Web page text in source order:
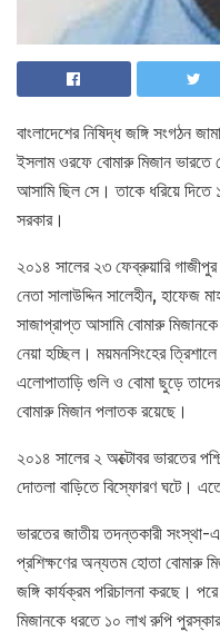
বাংলাদেশের নিষিদ্ধ জঙ্গি সংগঠন
ইসলাম ওরফে বোমারু মিজান ভারতে
আসামি ছিল সে। তাকে ধরিয়ে
সরকার।
২০১৪ সালের ২৩ ফেব্রুয়ারি
নেতা সালাউদ্দিন সালেহীন, হাফেজ
সাজাপ্রাপ্ত আসামি বোমারু
নেয়া হচ্ছিল। ময়মনসিংহের
এলোপাতাড়ি গুলি ও বোমা ছুড়ে
বোমারু মিজান পলাতক রয়েছে।
২০১৪ সালের ২ অক্টোবর ভারতের
দোতলা বাড়িতে বিস্ফোরণ ঘটে।
ভারতের জাতীয় তদন্তকারী
প্রশিক্ষণের অন্যতম হোতা বোমারু
জঙ্গি কার্যক্রম পরিচালনা করছে।
মিজানকে ধরতে ১০ লাখ রুপি